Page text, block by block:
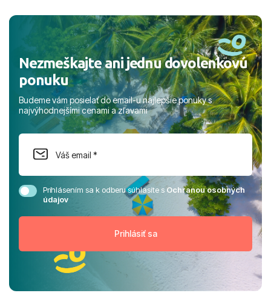
Nezmeškajte ani jednu dovolenkovú
ponuku
Budeme vám posielať do email-u najlepšie ponuky s
najvýhodnejšími cenami a zľavami
Prihlásením sa k odberu súhlasíte sOchranou osobných
údajov